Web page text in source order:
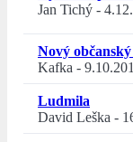
Jan Tichý -
Nový
Kafka -
Ludmila
David Leška -